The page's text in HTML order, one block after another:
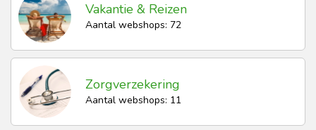
Vakantie & Reizen
Aantal webshops: 72
Zorgverzekering
Aantal webshops: 11